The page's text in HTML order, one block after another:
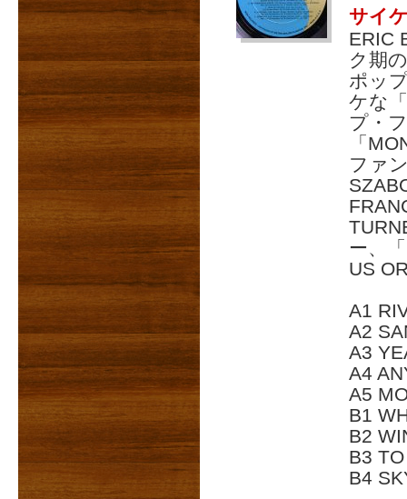
サイ
ERIC
ク期
ポッ
ケな
プ・
「
ファ
ー、
US
A1
A2
A3
A4
A5
B1
B2
B3
B4